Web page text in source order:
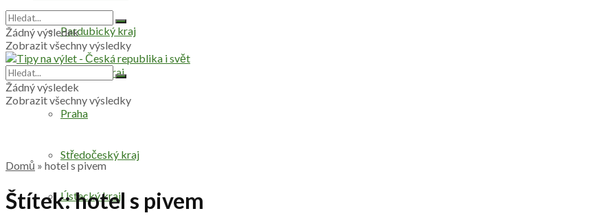
Pardubický kraj
Plzeňský kraj
Praha
Středočeský kraj
Ústecký kraj
Žádný výsledek
Zobrazit všechny výsledky
Žádný výsledek
Zobrazit všechny výsledky
Domů » hotel s pivem
Štítek:hotel s pivem